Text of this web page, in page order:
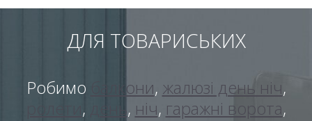
ДЛЯ ТОВАРИСЬКИХ
Робимо балкони, жалюзі день ніч,
, день, ніч, гаражні ворота,